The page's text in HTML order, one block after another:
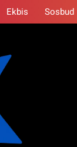
Ekbis Sosbud